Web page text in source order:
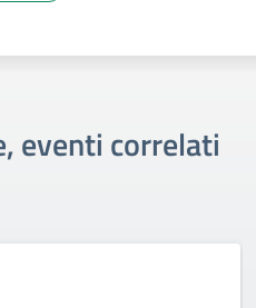
eventi correlati